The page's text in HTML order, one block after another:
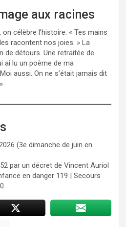
aux racines
célèbre l’histoire. « Tes mains
racontent nos joies. » La
de détours. Une retraitée de
ai lu un poème de ma
aussi. On ne s’était jamais dit
(3e dimanche de juin en
par un décret de Vincent Auriol
en danger 119 | Secours